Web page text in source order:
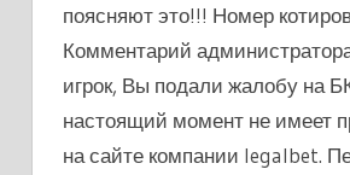
поясняют это!!! Номер
Комментарий
игрок, Вы подали жалобу на
настоящий момент не имеет
на сайте компании legalbet.